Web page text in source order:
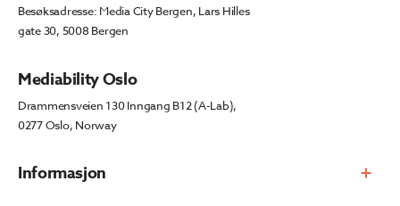
Informasjon
Besøksadresse: Media City Bergen, Lars Hilles
gate 30, 5008 Bergen
Mediability Oslo
Drammensveien 130 Inngang B12 (A-Lab),
0277 Oslo, Norway